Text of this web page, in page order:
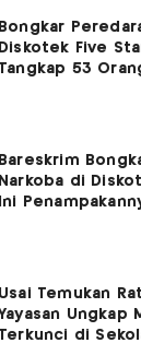
Bongkar
Diskotek Five
Tangkap 53
Bareskrim
Narkoba di
Ini
Usai Temukan
Ungkap
Terkunci di